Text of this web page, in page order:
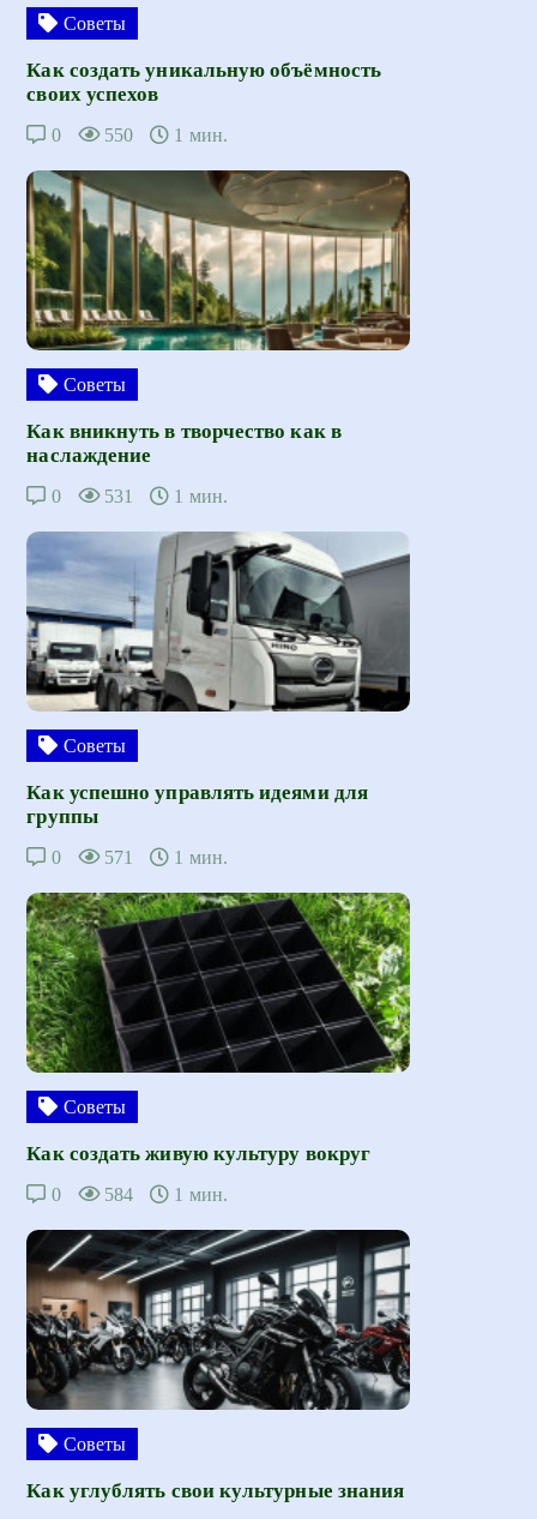
Советы
Как создать уникальную объёмность
своих успехов
0 550 1 мин.
Советы
Как вникнуть в творчество как в
наслаждение
0 531 1 мин.
Советы
Как успешно управлять идеями для
группы
0 571 1 мин.
Советы
Как создать живую культуру вокруг
0 584 1 мин.
Советы
Как углублять свои культурные знания